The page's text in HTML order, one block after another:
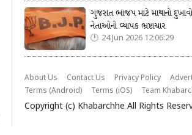
ગુજરાત ભાજપ માટે માથાનો
નેતાઓનો વ્યાપક ભ્રષ્ટાચાર
24 Jun 2026 12:06:29
About Us Contact Us Privacy Policy
Terms (Android)
Terms (iOS) Team
Copyright (c) Khabarchhe All Rights